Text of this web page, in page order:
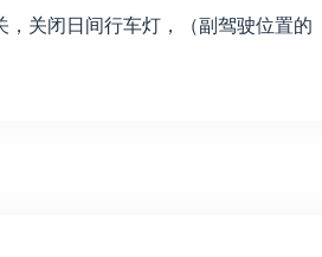
关闭日间行车灯，（副驾驶位置的